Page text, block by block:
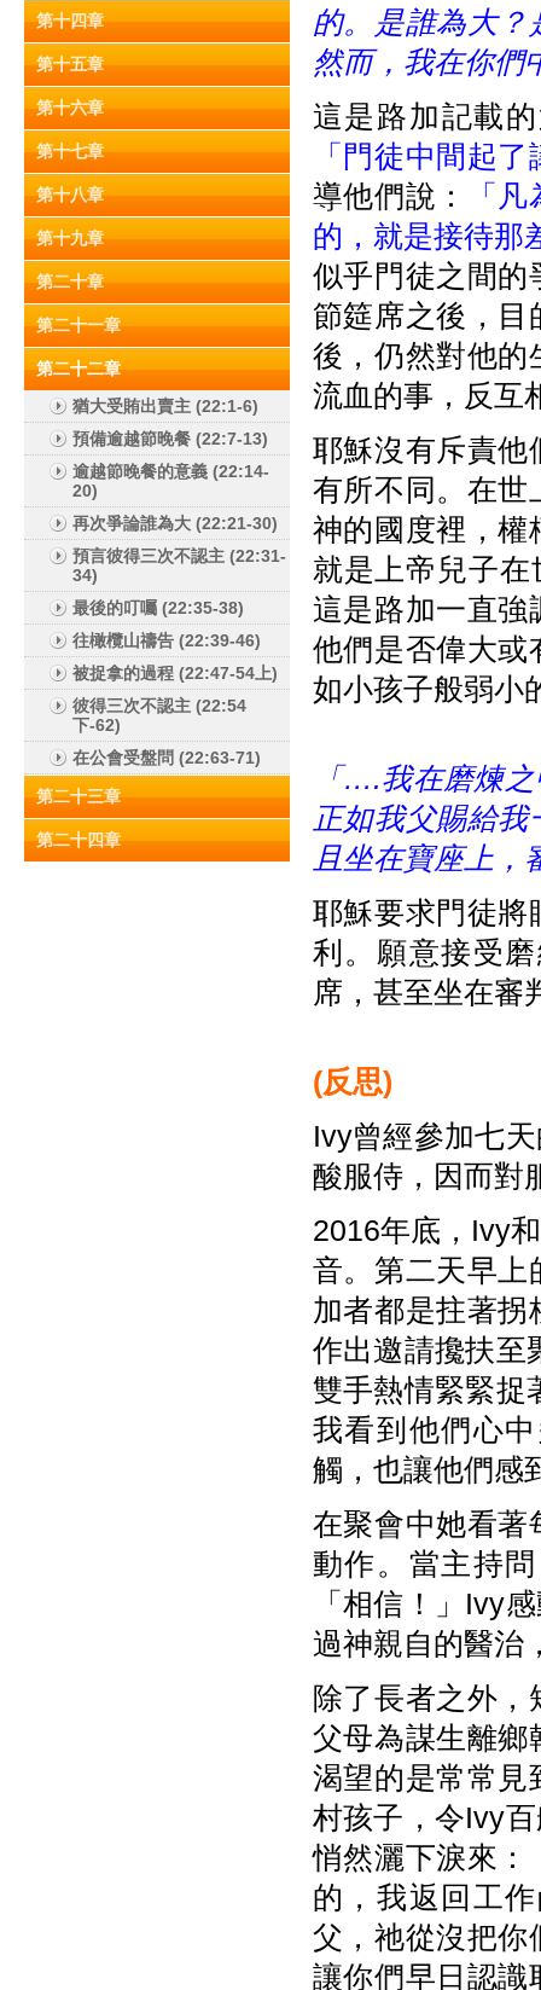
第十四章
第十五章
第十六章
第十七章
第十八章
第十九章
第二十章
第二十一章
第二十二章
猶大受賄出賣主 (22:1-6)
預備逾越節晚餐 (22:7-13)
逾越節晚餐的意義 (22:14-
20)
再次爭論誰為大 (22:21-30)
預言彼得三次不認主 (22:31-
34)
最後的叮囑 (22:35-38)
往橄欖山禱告 (22:39-46)
被捉拿的過程 (22:47-54上)
彼得三次不認主 (22:54
下-62)
在公會受盤問 (22:63-71)
第二十三章
第二十四章
的。是誰為大
然而，我在你
這是路加記載
「門徒中間起
導他們說：
「
的，就是接待那
似乎門徒之間的
節筵席之後，目
後，仍然對他的
流血的事，反互
耶穌沒有斥責他
有所不同。在世
神的國度裡，權
就是上帝兒子
這是路加一直強
他們是否偉大或
如小孩子般弱小
「….我在磨煉
正如我父賜給
且坐在寶座上，
耶穌要求門徒將
利。願意接受
席，甚至坐在審
(反思)
Ivy曾經參加七
酸服侍，因而對
2016年底，Ivy
音。第二天早上
加者都是拄著拐
作出邀請攙扶至
雙手熱情緊緊
我看到他們心
觸，也讓他們感
在聚會中她看著
動作。當主持
「相信！」Ivy
過神親自的醫治
除了長者之外
父母為謀生離鄉
渴望的是常常見
村孩子，令Ivy
悄然灑下淚來：
的，我返回工
父，祂從沒把你
讓你們早日認識